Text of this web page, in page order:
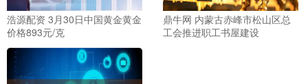
浩源配资 3月30日中国黄金黄金
价格893元/克
鼎牛网 内蒙古赤峰市松山区总
工会推进职工书屋建设